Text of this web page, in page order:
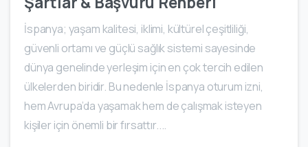
İspanya; yaşam kalitesi, iklimi, kültürel çeşitliliği,
güvenli ortamı ve güçlü sağlık sistemi sayesinde
dünya genelinde yerleşim için en çok tercih edilen
ülkelerden biridir. Bu nedenle İspanya oturum izni,
hem Avrupa’da yaşamak hem de çalışmak isteyen
kişiler için önemli bir fırsattır....